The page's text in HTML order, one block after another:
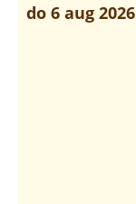
do 6 aug 2026